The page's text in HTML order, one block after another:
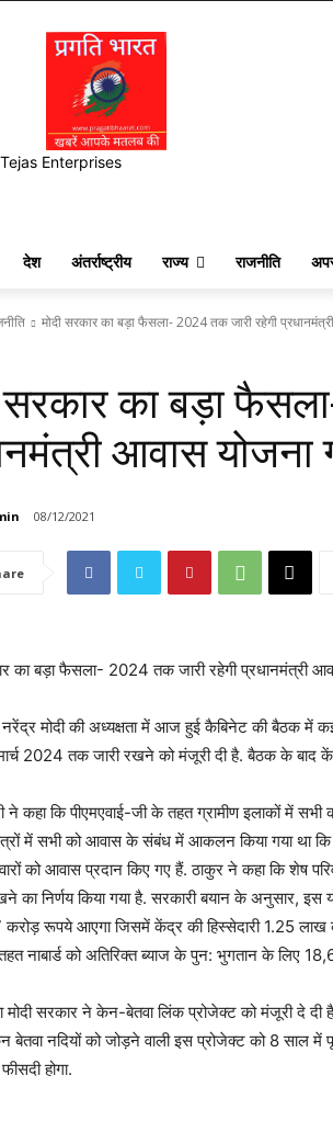
Enterprises
देश अंतर्राष्ट्रीय राज्य राजनीति
मोदी सरकार का बड़ा फैसला- 2024 तक जारी रहेगी
सरकार का बड़ा
आवास योजना
08/12/2021
का बड़ा फैसला- 2024 तक जारी रहेगी प्रधानमंत्री
नरेंद्र मोदी की अध्यक्षता में आज हुई कैबिनेट की बैठक
2024 तक जारी रखने को मंजूरी दी है. बैठक के
ने कहा कि पीएमएवाई-जी के तहत ग्रामीण इलाकों में सभी
में सभी को आवास के संबंध में आकलन किया गया था
को आवास प्रदान किए गए हैं. ठाकुर ने कहा कि शेष
का निर्णय किया गया है. सरकारी बयान के अनुसार, इस
करोड़ रूपये आएगा जिसमें केंद्र की हिस्सेदारी 1.25
नाबार्ड को अतिरिक्त ब्याज के पुन: भुगतान के लिए
मोदी सरकार ने केन-बेतवा लिंक प्रोजेक्ट को मंजूरी दे
बेतवा नदियों को जोड़ने वाली इस प्रोजेक्ट को 8 साल में
होगा.